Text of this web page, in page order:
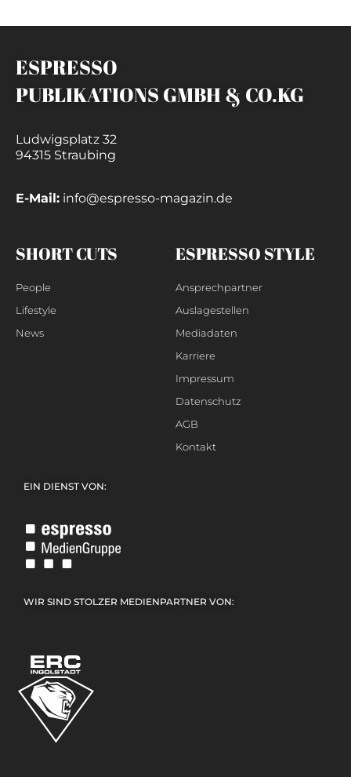
ESPRESSO
PUBLIKATIONS GMBH & CO.KG
Ludwigsplatz 32
94315 Straubing
E-Mail: info@espresso-magazin.de
SHORT CUTS
People
Lifestyle
News
ESPRESSO STYLE
Ansprechpartner
Auslagestellen
Mediadaten
Karriere
Impressum
Datenschutz
AGB
Kontakt
EIN DIENST VON:
WIR SIND STOLZER MEDIENPARTNER VON: